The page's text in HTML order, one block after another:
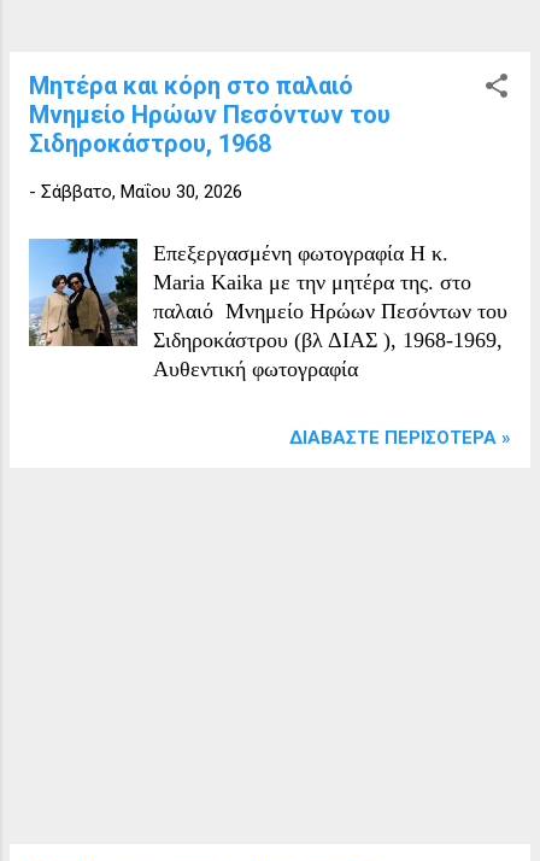
Μητέρα και κόρη στο παλαιό
Μνημείο Ηρώων Πεσόντων του
Σιδηροκάστρου, 1968
- Σάββατο, Μαΐου 30, 2026
Επεξεργασμένη φωτογραφία Η κ.
Maria Kaika με την μητέρα της. στο
παλαιό Μνημείο Ηρώων Πεσόντων του
Σιδηροκάστρου (βλ ΔΙΑΣ ), 1968-1969,
Αυθεντική φωτογραφία
ΔΙΑΒΆΣΤΕ ΠΕΡΙΣΌΤΕΡΑ »